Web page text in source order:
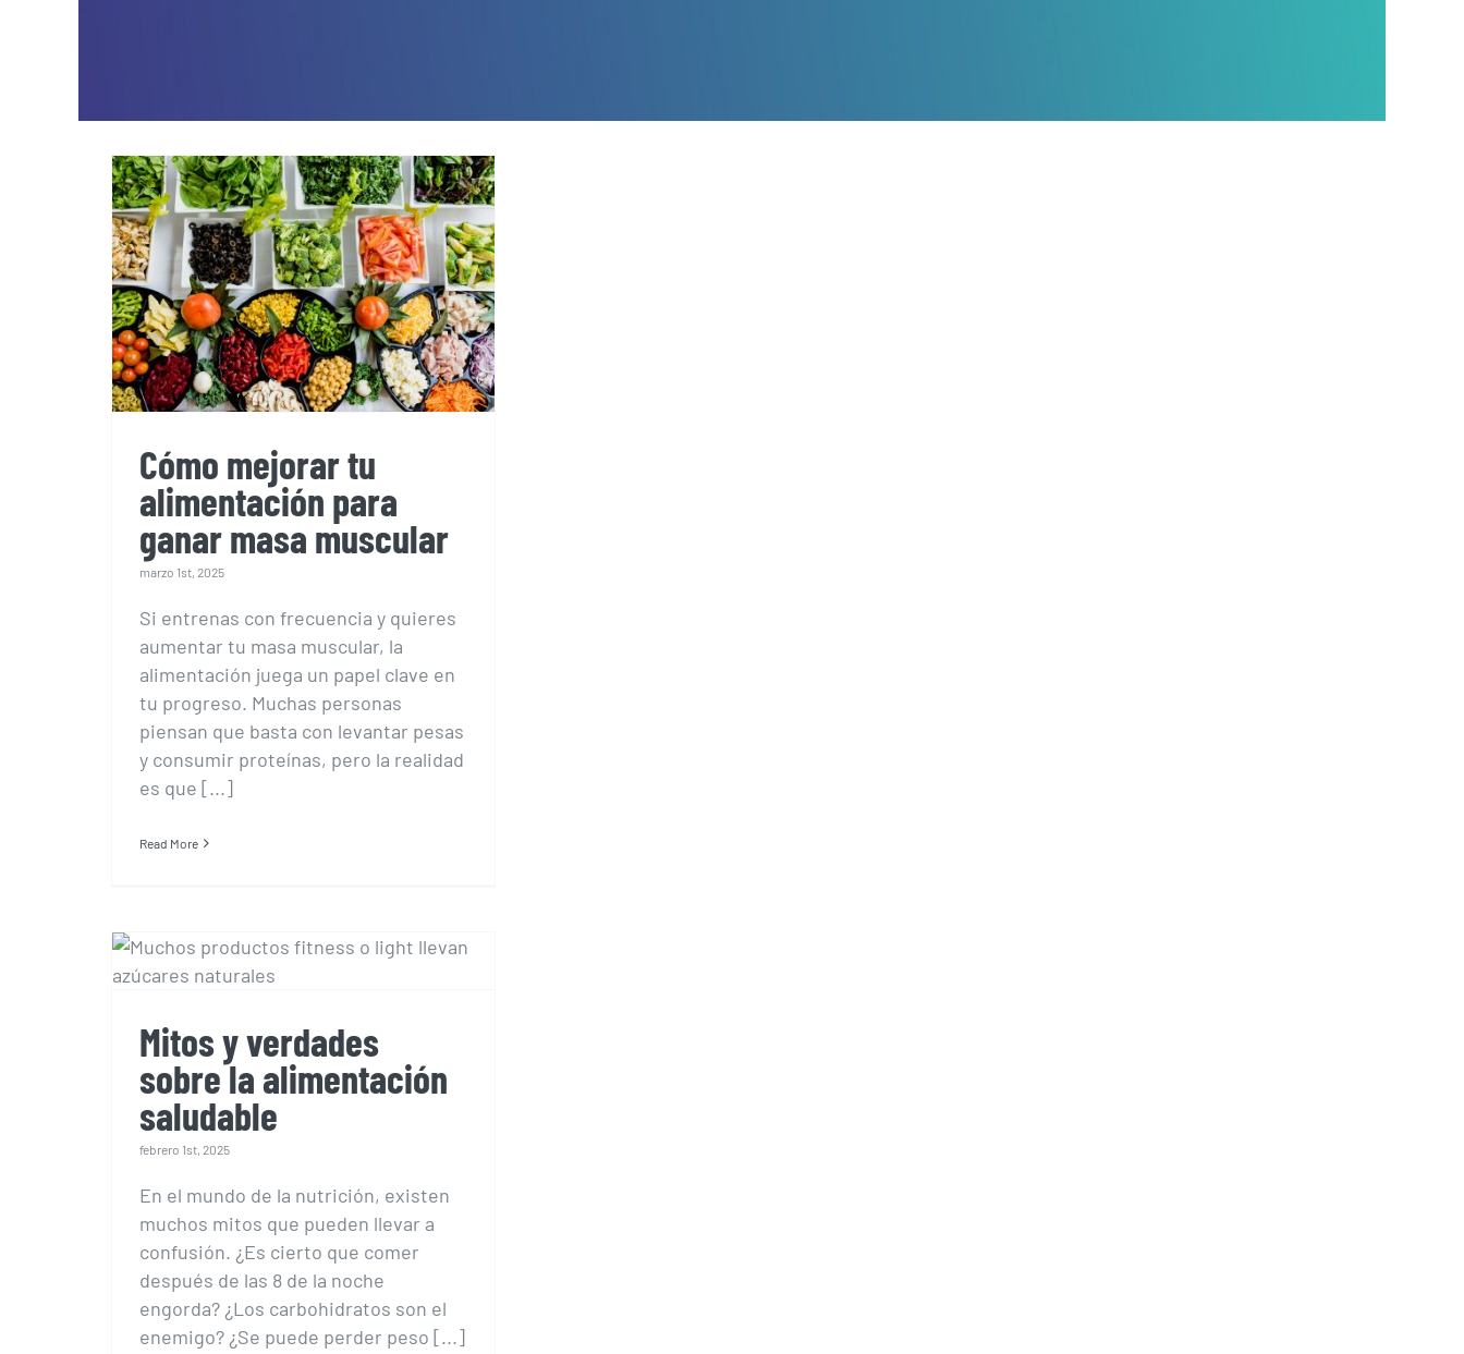
Cómo mejorar tu
alimentación para
ganar masa muscular
Cómo mejorar tu
alimentación para
ganar masa muscular
marzo 1st, 2025
Si entrenas con frecuencia y quieres
aumentar tu masa muscular, la
alimentación juega un papel clave en
tu progreso. Muchas personas
piensan que basta con levantar pesas
y consumir proteínas, pero la realidad
es que [...]
Read More
la alimentación
Mitos y verdades
sobre la alimentación
saludable
febrero 1st, 2025
En el mundo de la nutrición, existen
muchos mitos que pueden llevar a
confusión. ¿Es cierto que comer
después de las 8 de la noche
engorda? ¿Los carbohidratos son el
enemigo? ¿Se puede perder peso [...]